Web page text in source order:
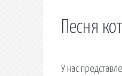
Песня
У нас